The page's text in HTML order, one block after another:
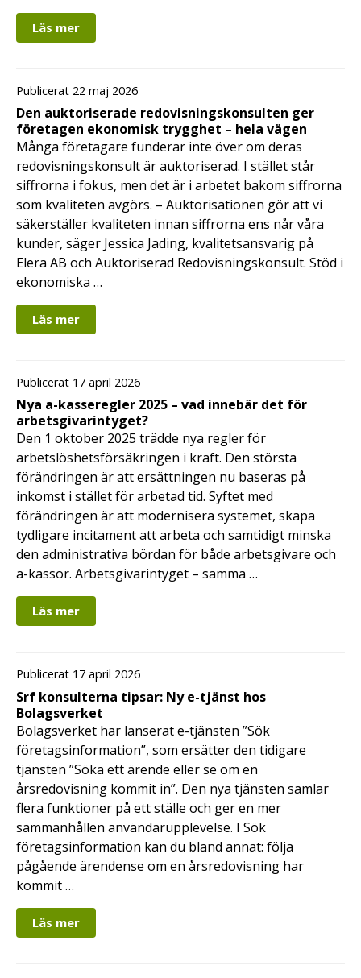
Läs mer
Publicerat 22 maj 2026
Den auktoriserade redovisningskonsulten ger
företagen ekonomisk trygghet – hela vägen
Många företagare funderar inte över om deras
redovisningskonsult är auktoriserad. I stället står
siffrorna i fokus, men det är i arbetet bakom siffrorna
som kvaliteten avgörs. – Auktorisationen gör att vi
säkerställer kvaliteten innan siffrorna ens når våra
kunder, säger Jessica Jading, kvalitetsansvarig på
Elera AB och Auktoriserad Redovisningskonsult. Stöd i
ekonomiska …
Läs mer
Publicerat 17 april 2026
Nya a-kasseregler 2025 – vad innebär det för
arbetsgivarintyget?
Den 1 oktober 2025 trädde nya regler för
arbetslöshetsförsäkringen i kraft. Den största
förändringen är att ersättningen nu baseras på
inkomst i stället för arbetad tid. Syftet med
förändringen är att modernisera systemet, skapa
tydligare incitament att arbeta och samtidigt minska
den administrativa bördan för både arbetsgivare och
a-kassor. Arbetsgivarintyget – samma …
Läs mer
Publicerat 17 april 2026
Srf konsulterna tipsar: Ny e-tjänst hos
Bolagsverket
Bolagsverket har lanserat e-tjänsten ”Sök
företagsinformation”, som ersätter den tidigare
tjänsten ”Söka ett ärende eller se om en
årsredovisning kommit in”. Den nya tjänsten samlar
flera funktioner på ett ställe och ger en mer
sammanhållen användarupplevelse. I Sök
företagsinformation kan du bland annat: följa
pågående ärendense om en årsredovisning har
kommit …
Läs mer